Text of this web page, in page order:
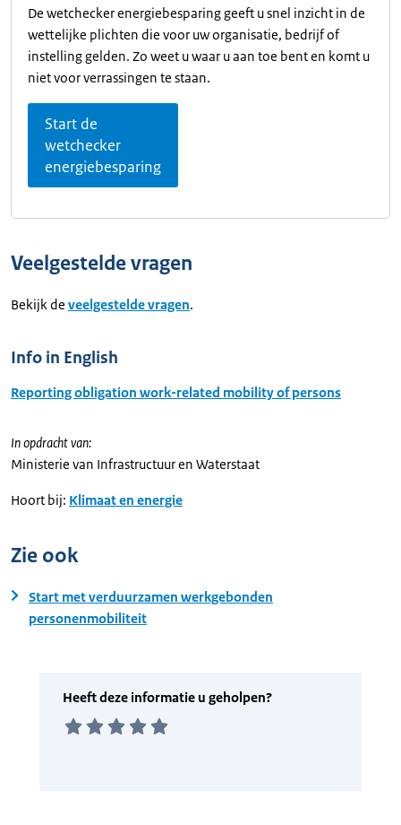
De wetchecker energiebesparing geeft u snel inzicht in de
wettelijke plichten die voor uw organisatie, bedrijf of
instelling gelden. Zo weet u waar u aan toe bent en komt u
niet voor verrassingen te staan.
Start de
wetchecker
energiebesparing
Veelgestelde vragen
Bekijk de veelgestelde vragen.
Info in English
Reporting obligation work-related mobility of persons
In opdracht van:
Ministerie van Infrastructuur en Waterstaat
Hoort bij: Klimaat en energie
Zie ook
Start met verduurzamen werkgebonden
personenmobiliteit